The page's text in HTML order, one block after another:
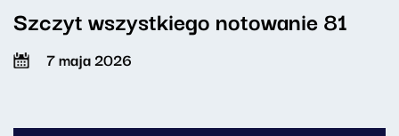
Szczyt wszystkiego notowanie 81
7 maja 2026